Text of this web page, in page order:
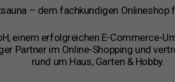
– dem fachkundigen Onlineshop
einem erfolgreichen E-Commerce-
Partner im Online-Shopping und
rund um Haus, Garten & Hobby.